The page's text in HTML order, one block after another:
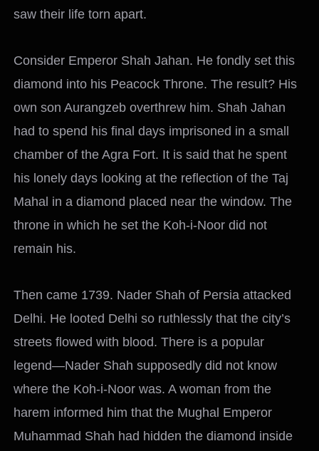
saw their life torn apart.
Consider Emperor Shah Jahan. He fondly set this
diamond into his Peacock Throne. The result? His
own son Aurangzeb overthrew him. Shah Jahan
had to spend his final days imprisoned in a small
chamber of the Agra Fort. It is said that he spent
his lonely days looking at the reflection of the Taj
Mahal in a diamond placed near the window. The
throne in which he set the Koh-i-Noor did not
remain his.
Then came 1739. Nader Shah of Persia attacked
Delhi. He looted Delhi so ruthlessly that the city’s
streets flowed with blood. There is a popular
legend—Nader Shah supposedly did not know
where the Koh-i-Noor was. A woman from the
harem informed him that the Mughal Emperor
Muhammad Shah had hidden the diamond inside